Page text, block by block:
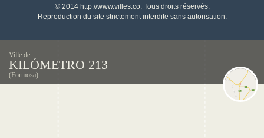
© 2014 http://www.villes.co. Tous droits réservés.
Reproduction du site strictement interdite sans autorisation.
Ville de
KILÓMETRO 213
(Formosa)